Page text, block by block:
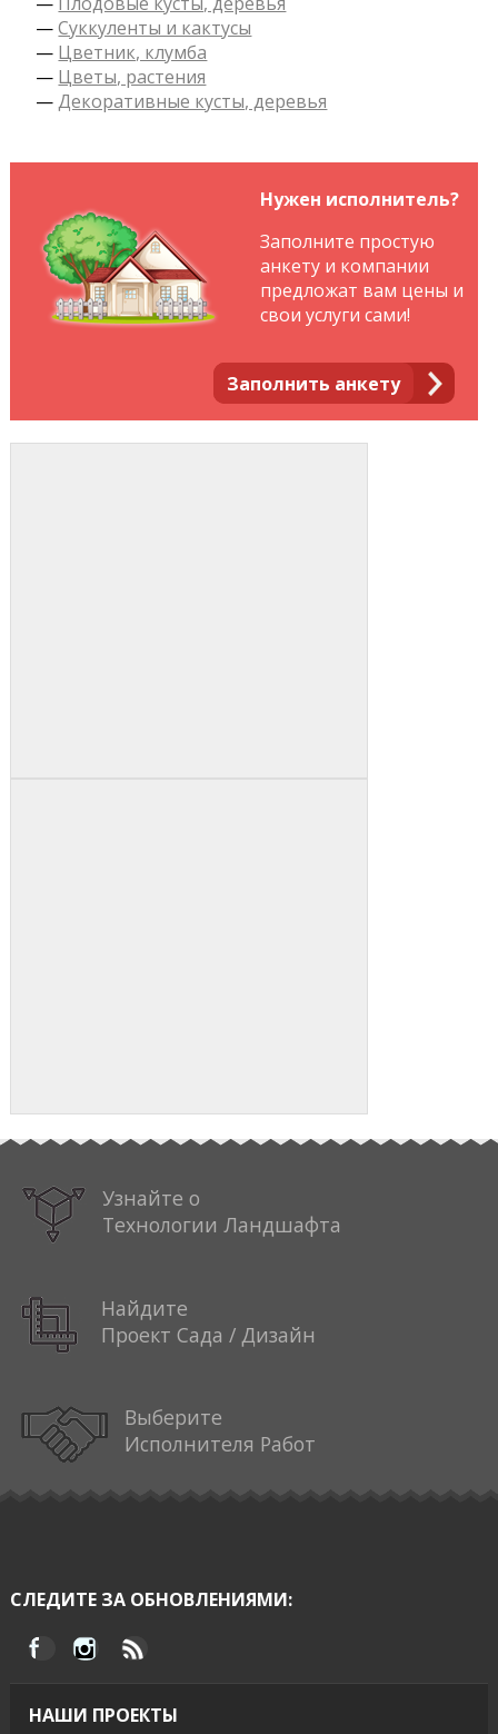
—Суккуленты и кактусы
— Цветник, клумба
— Цветы, растения
—Декоративные кусты, деревья
Нужен исполнитель?
Заполнить анкету
Заполните простую
анкету и компании
предложат вам цены и
свои услуги сами!
Узнайте о
Технологии Ландшафта
Найдите
Проект Сада / Дизайн
Выберите
Исполнителя Работ
СЛЕДИТЕ ЗА ОБНОВЛЕНИЯМИ:
НАШИ ПРОЕКТЫ